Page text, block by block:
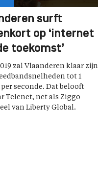
surft
op ‘internet
toekomst’
zal Vlaanderen klaar zijn
tot 1
seconde. Dat belooft
Telenet, net als Ziggo
van Liberty Global.